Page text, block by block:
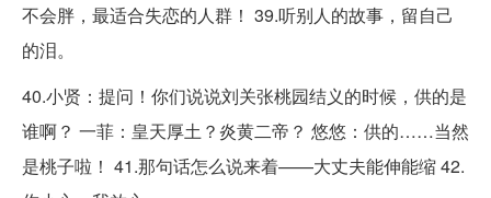
不会胖，最适合失恋的人群！ 39.听别人的故事，留自己
的泪。
40.小贤：提问！你们说说刘关张桃园结义的时候，供的是
谁啊？ 一菲：皇天厚土？炎黄二帝？ 悠悠：供的……当然
是桃子啦！ 41.那句话怎么说来着——大丈夫能伸能缩 42.